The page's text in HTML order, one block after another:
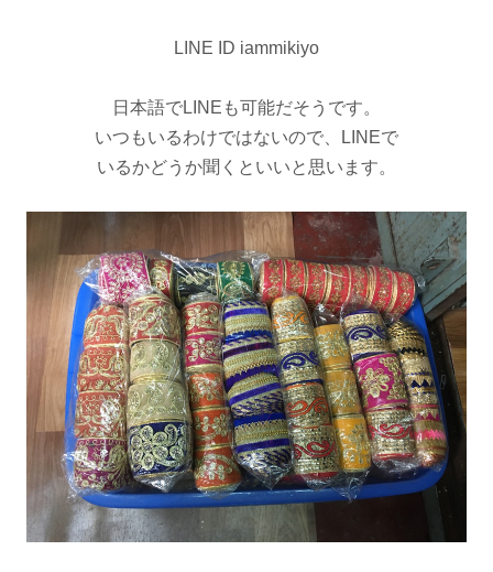
LINE ID iammikiyo
日本語でLINEも可能だそうです。
いつもいるわけではないので、LINEで
いるかどうか聞くといいと思います。